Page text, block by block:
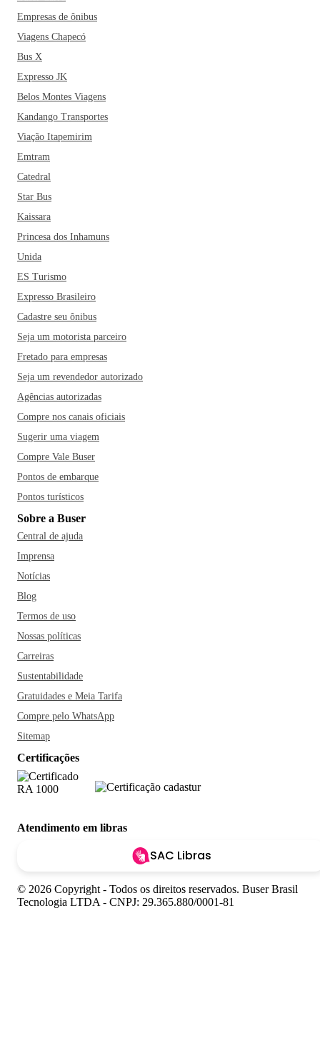
Um inusitado fato também marca a história da cidade. Em
1911, o então presidente da Assembleia Legislativa do
Estado, Aurélio Rodrigues Viana, decretou a mudança da
em um incêndio à biblioteca pública de Salvador e forçando
a renúncia de Viana.
Empresas de ônibus
Viagens Chapecó
Bus X
Expresso JK
Belos Montes Viagens
Kandango Transportes
Viação Itapemirim
Emtram
Catedral
Star Bus
Kaissara
Princesa dos Inhamuns
Unida
ES Turismo
Expresso Brasileiro
Cadastre seu ônibus
Seja um motorista parceiro
Fretado para empresas
Seja um revendedor autorizado
Agências autorizadas
Compre nos canais oficiais
Sugerir uma viagem
Compre Vale Buser
Pontos de embarque
Pontos turísticos
Sobre a Buser
Central de ajuda
Imprensa
Notícias
Blog
Termos de uso
Nossas políticas
Carreiras
Sustentabilidade
Gratuidades e Meia Tarifa
Compre pelo WhatsApp
Sitemap
Certificações
Atendimento em libras
SAC Libras
© 2026 Copyright - Todos os direitos reservados. Buser Brasil
Tecnologia LTDA - CNPJ: 29.365.880/0001-81